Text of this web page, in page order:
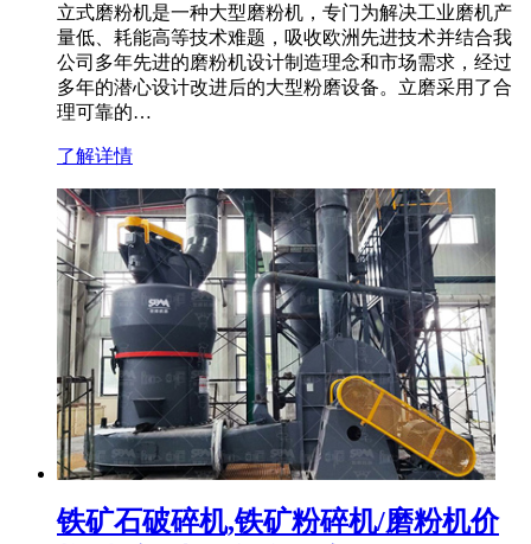
立式磨粉机是一种大型磨粉机，专门为解决工业磨机产
量低、耗能高等技术难题，吸收欧洲先进技术并结合我
公司多年先进的磨粉机设计制造理念和市场需求，经过
多年的潜心设计改进后的大型粉磨设备。立磨采用了合
理可靠的…
了解详情
铁矿石破碎机,铁矿粉碎机/磨粉机价